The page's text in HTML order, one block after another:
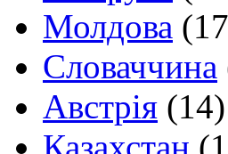
Молдова
Словаччина
Австрія (14)